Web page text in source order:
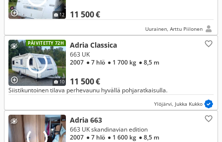
12 11 500 €
Uurainen, Arttu Piilonen
PÄIVITETTY 72H
10
Adria Classica
11 500 €
663 UK
2007 ● 7 hlö ● 1 700 kg ● 8,5 m
Siistikuntoinen tilava perhevaunu hyvällä pohjaratkaisulla.
Ylöjärvi, Jukka Kukko
Adria 663
663 UK skandinavian edition
2007 ● 7 hlö ● 1 600 kg ● 8,5 m